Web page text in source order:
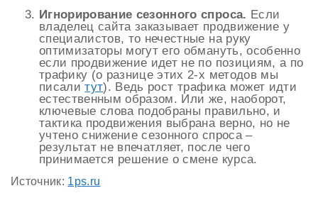
Игнорирование сезонного спроса. Если
владелец сайта заказывает продвижение у
специалистов, то нечестные на руку
оптимизаторы могут его обмануть, особенно
если продвижение идет не по позициям, а по
трафику (о разнице этих 2-х методов мы
писалитут). Ведь рост трафика может идти
естественным образом. Или же, наоборот,
ключевые слова подобраны правильно, и
тактика продвижения выбрана верно, но не
учтено снижение сезонного спроса –
результат не впечатляет, после чего
принимается решение о смене курса.
Источник: 1ps.ru